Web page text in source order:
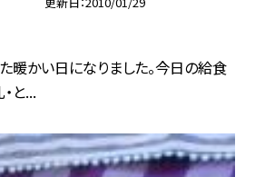
暖かい日になりました。今日の給食
と...